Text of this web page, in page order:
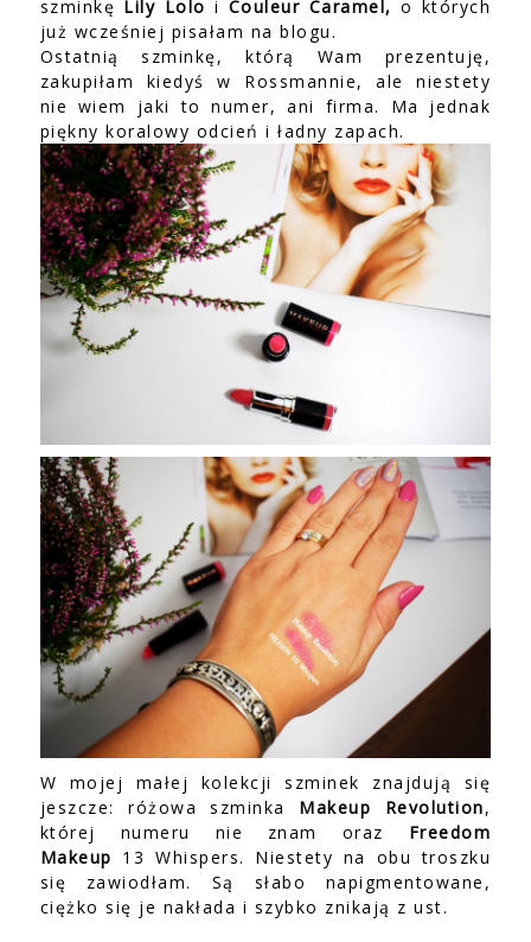
szminkę Lily Loloi Couleur Caramel,o których
już wcześniej pisałam na blogu.
Ostatnią szminkę, którą Wam prezentuję,
zakupiłam kiedyś w Rossmannie, ale niestety
nie wiem jaki to numer, ani firma. Ma jednak
piękny koralowy odcień i ładny zapach.
W mojej małej kolekcji szminek znajdują się
jeszcze: różowa szminka Makeup Revolution,
której numeru nie znam oraz Freedom
Makeup 13 Whispers. Niestety na obu troszku
się zawiodłam. Są słabo napigmentowane,
ciężko się je nakłada i szybko znikają z ust.